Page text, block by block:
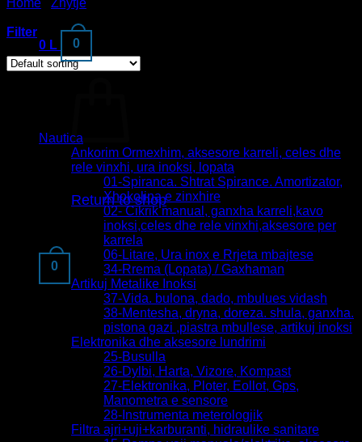
0 L 0
No products in the cart.
Return to shop
0
Home
Zhytje
Filter
Nautica
Ankorim Ormexhim, aksesore karreli, celes dhe
rele vinxhi, ura inoksi, lopata
01-Spiranca. Shtrat Spirance. Amortizator,
Xhokolina e zinxhire
02- Cikrik manual, ganxha karreli,kavo
inoksi,celes dhe rele vinxhi,aksesore per
karrela
06-Litare, Ura inox e Rrjeta mbajtese
34-Rrema (Lopata) / Gaxhaman
Artikuj Metalike Inoksi
37-Vida. bulona, dado, mbulues vidash
38-Mentesha, dryna, doreza. shula, ganxha.
pistona gazi ,piastra mbullese, artikuj inoksi
Elektronika dhe aksesore lundrimi
25-Busulla
26-Dylbi, Harta, Vizore, Kompast
27-Elektronika, Ploter, Eollot, Gps,
Manometra e sensore
28-Instrumenta meterologjik
Filtra ajri+uji+karburanti, hidraulike sanitare